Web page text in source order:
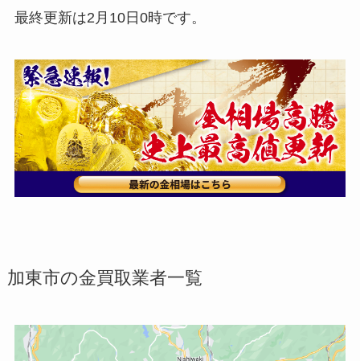
最終更新は2月10日0時です。
加東市の金買取業者一覧